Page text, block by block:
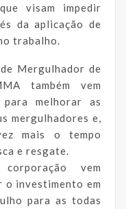
visam impedir
da aplicação de
trabalho.
Mergulhador de
também vem
para melhorar as
mergulhadores e,
mais o tempo
e resgate.
vem
o investimento em
para as todas